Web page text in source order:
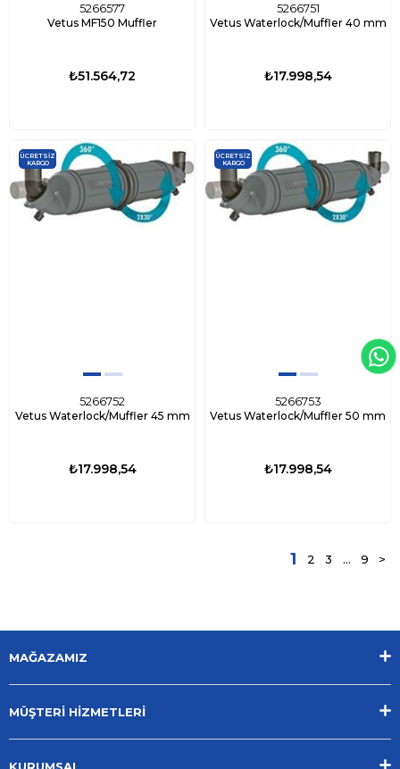
5266577
Vetus MF150 Muffler
₺51.564,72
5266751
Vetus Waterlock/Muffler 40 mm
₺17.998,54
5266752
Vetus Waterlock/Muffler 45 mm
₺17.998,54
ÜCRETSIZ
KARGO
5266753
Vetus Waterlock/Muffler 50 mm
₺17.998,54
ÜCRETSIZ
KARGO
1 2 3 ... 9 >
MAĞAZAMIZ
MÜŞTERİ HİZMETLERİ